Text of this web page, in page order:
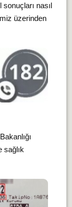
sonuçları nasıl
üzerinden
sağlık